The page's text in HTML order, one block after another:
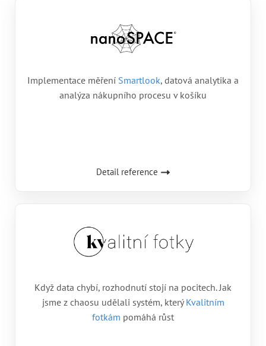
Implementace měření Smartlook, datová analytika a
analýza nákupního procesu v košíku
Detail reference
Když data chybí, rozhodnutí stojí na pocitech. Jak
jsme z chaosu udělali systém, kterýKvalitním
fotkám pomáhá růst